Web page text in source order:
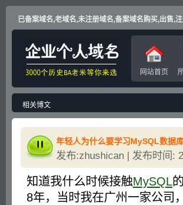
已备案域名,老域名,未注册域名,备案域名购买,出售,
网站首页
相关博文
年轻人为什么要学习MySQL数据
发布:zhushican | 发布时间:
知道我什么时候接触MySQL的
8年，当时我在广州一家公司